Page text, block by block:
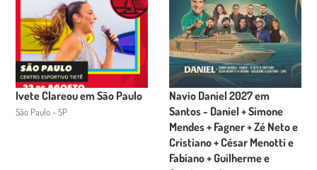
Ivete Clareou em São Paulo
São Paulo - SP
Navio Daniel 2027 em
Santos - Daniel + Simone
Mendes + Fagner + Zé Neto e
Cristiano + César Menotti e
Fabiano + Guilherme e